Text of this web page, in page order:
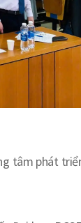
tâm phát